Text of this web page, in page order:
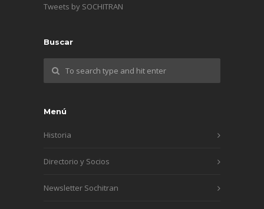
Tweets by SOCHITRAN
Buscar
Menú
Historia
Directorio y Socios
Newsletter Sochitran